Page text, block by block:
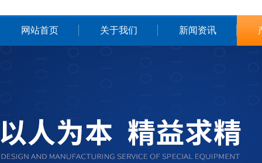
网站首页 关于我们 新闻资讯